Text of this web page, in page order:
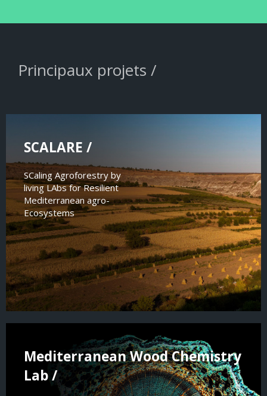
Principaux projets /
SCALARE /
SCaling Agroforestry by
living LAbs for Resilient
Mediterranean agro-
Ecosystems
Mediterranean Wood Chemistry
Lab /